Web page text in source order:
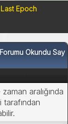
Last Epoch
Okundu Say
aralığında